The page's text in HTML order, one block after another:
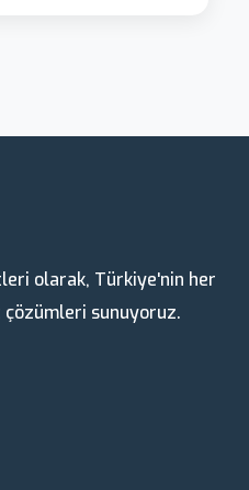
olarak, Türkiye'nin her
çözümleri sunuyoruz.